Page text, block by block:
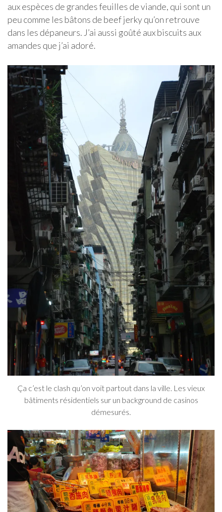
aux espèces de grandes feuilles de viande, qui sont un
peu comme les bâtons de beef jerky qu’on retrouve
dans les dépaneurs. J’ai aussi goûté aux biscuits aux
amandes que j’ai adoré.
Ça c’est le clash qu’on voit partout dans la ville. Les vieux
bâtiments résidentiels sur un background de casinos
démesurés.